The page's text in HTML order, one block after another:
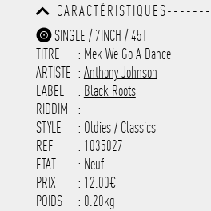
---------------------
SINGLE / 7INCH / 45T
TITRE
: Mek We Go A Dance
ARTISTE : Anthony Johnson
LABEL
: Black Roots
RIDDIM
:
STYLE
: Oldies / Classics
REF
: 1035027
ETAT
: Neuf
PRIX
: 12.00€
POIDS
: 0.20kg